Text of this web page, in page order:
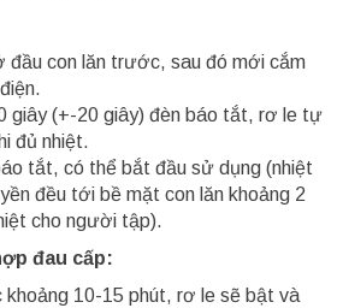
đầu con lăn trước, sau đó mới cắm
giây (+-20 giây) đèn báo tắt, rơ le tự
đủ nhiệt.
tắt, có thể bắt đầu sử dụng (nhiệt
đều tới bề mặt con lăn khoảng 2
cho người tập).
đau cấp:
khoảng 10-15 phút, rơ le sẽ bật và